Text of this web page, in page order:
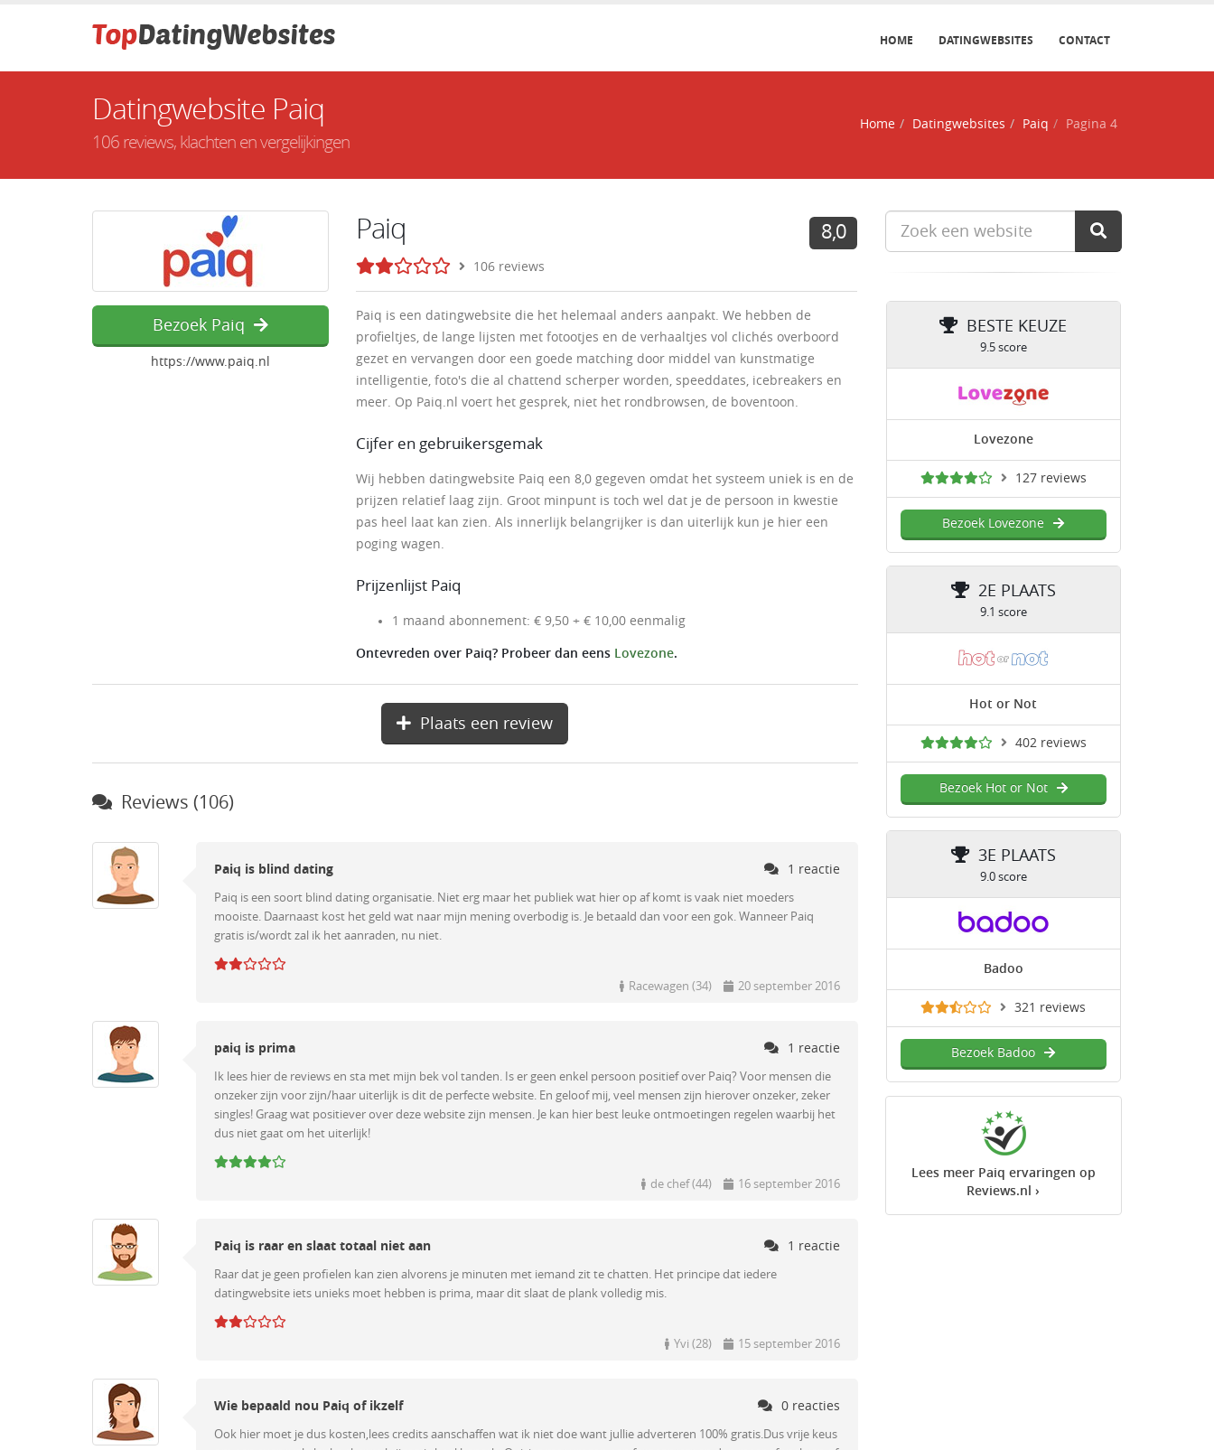
HOME DATINGWEBSITES CONTACT
Datingwebsite Paiq
106 reviews, klachten en vergelijkingen
Home Datingwebsites Paiq Pagina 4
Bezoek Paiq
https://www.paiq.nl
Paiq 8,0
106 reviews
Paiq is een datingwebsite die het helemaal anders aanpakt. We hebben de
profieltjes, de lange lijsten met fotootjes en de verhaaltjes vol clichés overboord
gezet en vervangen door een goede matching door middel van kunstmatige
intelligentie, foto's die al chattend scherper worden, speeddates, icebreakers en
meer. Op Paiq.nl voert het gesprek, niet het rondbrowsen, de boventoon.
Cijfer en gebruikersgemak
Wij hebben datingwebsite Paiq een 8,0 gegeven omdat het systeem uniek is en de
prijzen relatief laag zijn. Groot minpunt is toch wel dat je de persoon in kwestie
pas heel laat kan zien. Als innerlijk belangrijker is dan uiterlijk kun je hier een
poging wagen.
Prijzenlijst Paiq
1 maand abonnement: € 9,50 + € 10,00 eenmalig
Ontevreden over Paiq? Probeer dan eens Lovezone.
Plaats een review
Reviews (106)
Paiq is blind dating 1 reactie
Paiq is een soort blind dating organisatie. Niet erg maar het publiek wat hier op af komt is vaak niet moeders
mooiste. Daarnaast kost het geld wat naar mijn mening overbodig is. Je betaald dan voor een gok. Wanneer Paiq
gratis is/wordt zal ik het aanraden, nu niet.
Racewagen (34) 20 september 2016
paiq is prima 1 reactie
Ik lees hier de reviews en sta met mijn bek vol tanden. Is er geen enkel persoon positief over Paiq? Voor mensen die
onzeker zijn voor zijn/haar uiterlijk is dit de perfecte website. En geloof mij, veel mensen zijn hierover onzeker, zeker
singles! Graag wat positiever over deze website zijn mensen. Je kan hier best leuke ontmoetingen regelen waarbij het
dus niet gaat om het uiterlijk!
de chef (44) 16 september 2016
Paiq is raar en slaat totaal niet aan 1 reactie
Raar dat je geen profielen kan zien alvorens je minuten met iemand zit te chatten. Het principe dat iedere
datingwebsite iets unieks moet hebben is prima, maar dit slaat de plank volledig mis.
Yvi (28) 15 september 2016
Wie bepaald nou Paiq of ikzelf 0 reacties
Ook hier moet je dus kosten,lees credits aanschaffen wat ik niet doe want jullie adverteren 100% gratis.Dus vrije keus
BESTE KEUZE
9.5 score
Lovezone
127 reviews
Bezoek Lovezone
2E PLAATS
9.1 score
Hot or Not
402 reviews
Bezoek Hot or Not
3E PLAATS
9.0 score
Badoo
321 reviews
Bezoek Badoo
Lees meer Paiq ervaringen op
Reviews.nl ›